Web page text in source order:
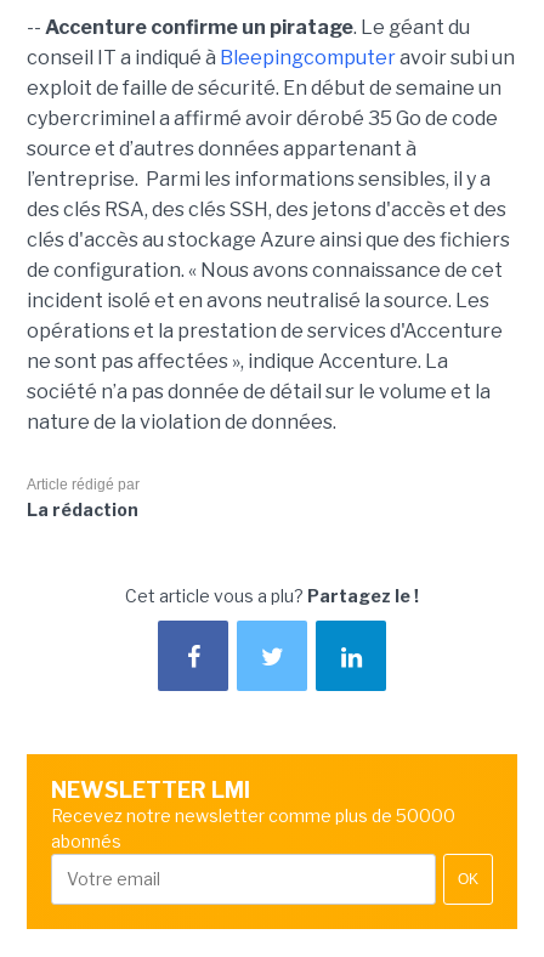
-- Accenture confirme un piratage. Le géant du
conseil IT a indiqué à Bleepingcomputeravoir subi un
exploit de faille de sécurité. En début de semaine un
cybercriminel a affirmé avoir dérobé 35 Go de code
source et d’autres données appartenant à
l’entreprise. Parmi les informations sensibles, il y a
des clés RSA, des clés SSH, des jetons d'accès et des
clés d'accès au stockage Azure ainsi que des fichiers
de configuration. « Nous avons connaissance de cet
incident isolé et en avons neutralisé la source. Les
opérations et la prestation de services d'Accenture
ne sont pas affectées », indique Accenture. La
société n’a pas donnée de détail sur le volume et la
nature de la violation de données.
Article rédigé par
La rédaction
Cet article vous a plu? Partagez le !
NEWSLETTER LMI
Recevez notre newsletter comme plus de 50000
abonnés
OK